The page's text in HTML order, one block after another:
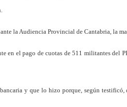
la Audiencia Provincial de Cantabria, la
en el pago de cuotas de 511 militantes del
y que lo hizo porque, según